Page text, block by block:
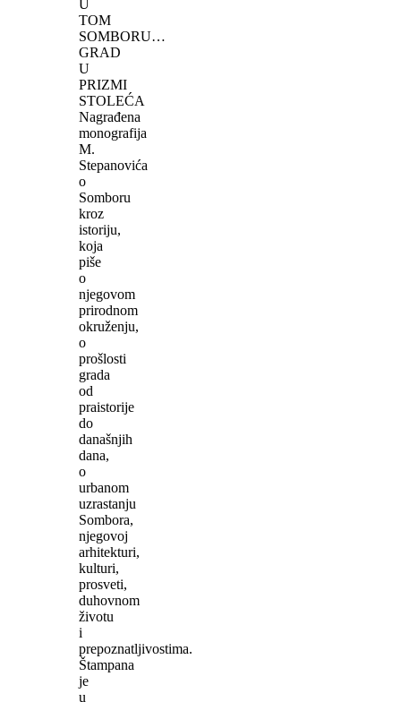
U
TOM
SOMBORU…
GRAD
U
PRIZMI
STOLEĆA
Nagrađena
monografija
M.
Stepanovića
o
Somboru
kroz
istoriju,
koja
piše
o
njegovom
prirodnom
okruženju,
o
prošlosti
grada
od
praistorije
do
današnjih
dana,
o
urbanom
uzrastanju
Sombora,
njegovoj
arhitekturi,
kulturi,
prosveti,
duhovnom
životu
i
prepoznatljivostima.
Štampana
je
u